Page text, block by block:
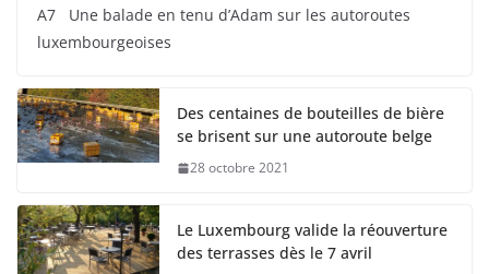
A7 Une balade en tenu d’Adam sur les autoroutes
luxembourgeoises
Des centaines de bouteilles de bière
se brisent sur une autoroute belge
28 octobre 2021
Le Luxembourg valide la réouverture
des terrasses dès le 7 avril